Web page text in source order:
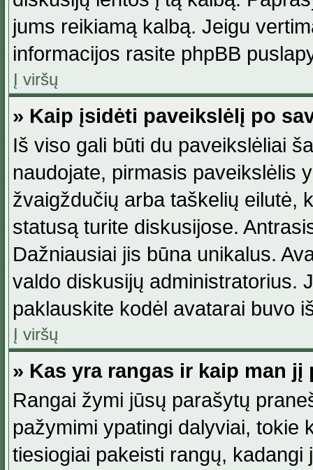
jums reikiamą kalbą. Jeigu
informacijos rasite phpBB
Į viršų
» Kaip įsidėti paveikslėlį po
Iš viso gali būti du paveikslėliai
naudojate, pirmasis paveikslėlis
žvaigždučių arba taškelių eilutė,
statusą turite diskusijose.
Dažniausiai jis būna unikalus.
valdo diskusijų administratorius.
paklauskite kodėl avatarai buvo
Į viršų
» Kas yra rangas ir kaip man jį
Rangai žymi jūsų parašytų
pažymimi ypatingi dalyviai, tokie
tiesiogiai pakeisti rangų,